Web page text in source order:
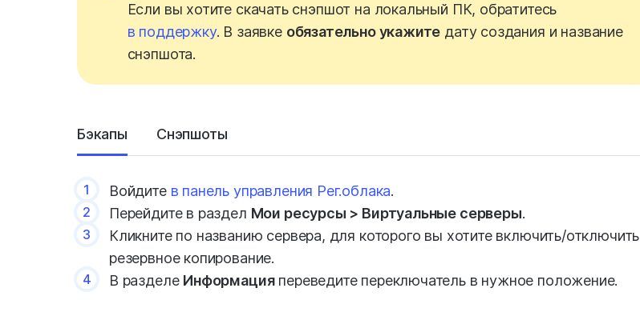
Если вы хотите скачать снэпшот на локальный ПК, обратитесь
в поддержку. В заявке обязательно укажите дату создания и название
снэпшота.
Бэкапы Снэпшоты
1 Войдите в панель управления Рег.облака.
2 Перейдите в раздел Мои ресурсы > Виртуальные серверы.
3
Кликните по названию сервера, для которого вы хотите включить/отключить
резервное копирование.
4 В разделе Информацияпереведите переключатель в нужное положение.